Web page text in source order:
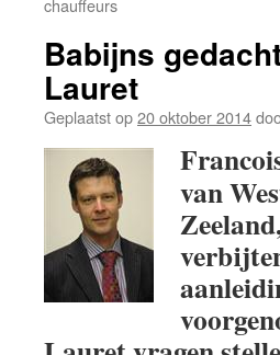
chauffeurs
Babijns
Lauret
Geplaatst op20 oktober 2014
van